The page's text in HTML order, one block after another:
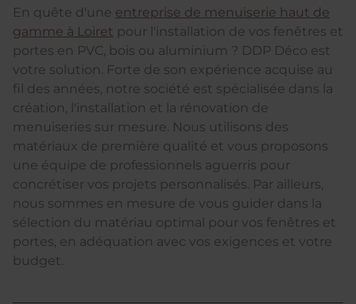
En quête d'une entreprise de menuiserie haut de
gamme à Loiret pour l'installation de vos fenêtres et
portes en PVC, bois ou aluminium ? DDP Déco est
votre solution. Forte de son expérience acquise au
fil des années, notre société est spécialisée dans la
création, l'installation et la rénovation de
menuiseries sur mesure. Nous utilisons des
matériaux de première qualité et vous proposons
une équipe de professionnels aguerris pour
concrétiser vos projets personnalisés. Par ailleurs,
nous sommes en mesure de vous guider dans la
sélection du matériau optimal pour vos fenêtres et
portes, en adéquation avec vos exigences et votre
budget.